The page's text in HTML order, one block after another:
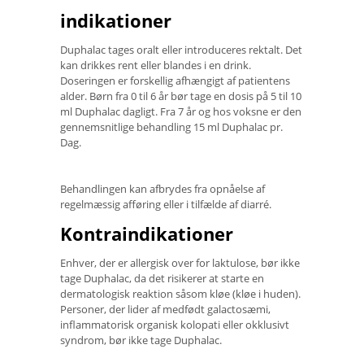
indikationer
Duphalac tages oralt eller introduceres rektalt. Det
kan drikkes rent eller blandes i en drink.
Doseringen er forskellig afhængigt af patientens
alder. Børn fra 0 til 6 år bør tage en dosis på 5 til 10
ml Duphalac dagligt. Fra 7 år og hos voksne er den
gennemsnitlige behandling 15 ml Duphalac pr.
Dag.
Behandlingen kan afbrydes fra opnåelse af
regelmæssig afføring eller i tilfælde af diarré.
Kontraindikationer
Enhver, der er allergisk over for laktulose, bør ikke
tage Duphalac, da det risikerer at starte en
dermatologisk reaktion såsom kløe (kløe i huden).
Personer, der lider af medfødt galactosæmi,
inflammatorisk organisk kolopati eller okklusivt
syndrom, bør ikke tage Duphalac.